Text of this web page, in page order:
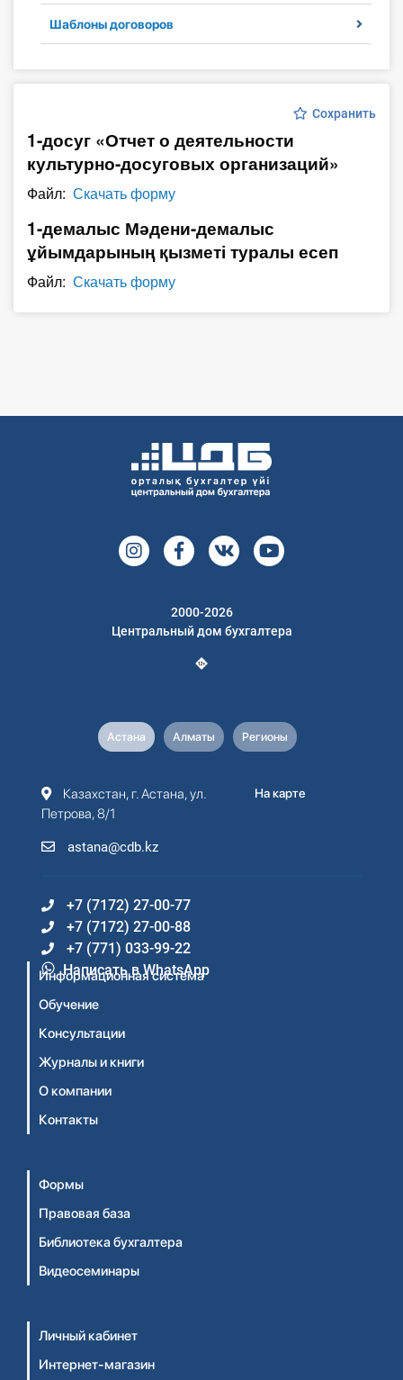
Кадры. Труд. Зарплата.
Интернет-магазин
О Системе
Обучение
Тарифы
Тестирование для
Шаблоны договоров
Сохранить
1-досуг «Отчет о деятельности
культурно-досуговых организаций»
Файл: Скачать форму
1-демалыс Мәдени-демалыс
ұйымдарының қызметі туралы есеп
Файл: Скачать форму
2000-2026
Центральный дом бухгалтера
Астана Алматы Регионы
Казахстан, г. Астана, ул.
Петрова, 8/1
astana@cdb.kz
На карте
+7 (7172) 27-00-77
+7 (7172) 27-00-88
+7 (771) 033-99-22
Написать в WhatsApp
Информационная система
Обучение
Консультации
Журналы и книги
О компании
Контакты
Формы
Правовая база
Библиотека бухгалтера
Видеосеминары
Личный кабинет
Интернет-магазин